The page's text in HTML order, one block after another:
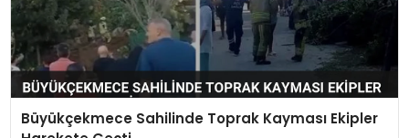
Büyükçekmece Sahilinde Toprak Kayması Ekipler